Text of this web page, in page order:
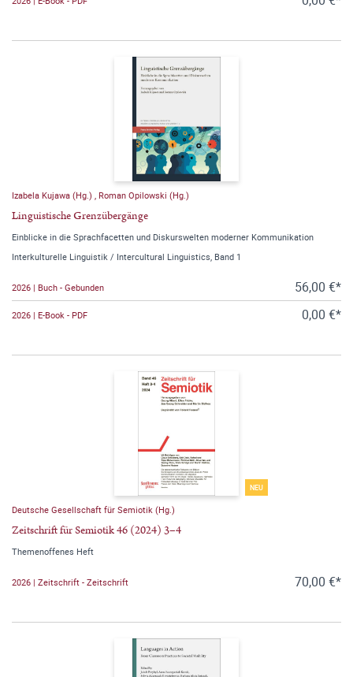
Izabela Kujawa (Hg.) , Roman Opilowski (Hg.)
Linguistische Grenzübergänge
Einblicke in die Sprachfacetten und Diskurswelten moderner Kommunikation
Interkulturelle Linguistik / Intercultural Linguistics, Band 1
2026 | Buch - Gebunden 56,00 €*
2026 | E-Book - PDF 0,00 €*
NEU
Deutsche Gesellschaft für Semiotik (Hg.)
Zeitschrift für Semiotik 46 (2024) 3–4
Themenoffenes Heft
2026 | Zeitschrift - Zeitschrift 70,00 €*